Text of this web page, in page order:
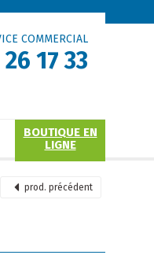
COMMERCIAL
17 33
BOUTIQUE EN
LIGNE
prod. précédent